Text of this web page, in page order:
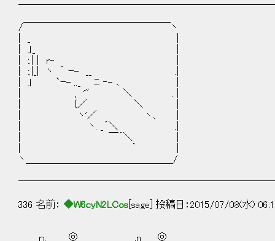
/￣￣￣￣￣￣￣￣￣￣￣￣￣￣￣ヽ
| :.| | r- |
| :.|_| ヽ ｀ ｰ- __ .|
| 」 `ｰ- .._ ﾆ ‐- ､ |
| , '" ＼ . |
| {／ ＼ |
| ヽ'／ 丶、 |
| ヽ. _´＼ .|
| ￣´＼ |
ヽ＿＿＿＿＿＿＿＿＿＿＿＿＿＿＿/
336 名前： ◆W6cyN2LCos [sage] 投稿日：2015/07/08(水)
ｎ.____ ◎ __ __,n＿ ◎ __